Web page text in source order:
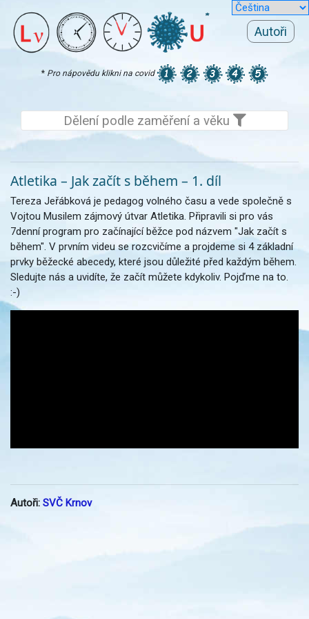
Autoři
* Pro nápovědu klikni na covid
Dělení podle zaměření a věku
Atletika – Jak začít s během – 1. díl
Tereza Jeřábková je pedagog volného času a vede společně s
Vojtou Musilem zájmový útvar Atletika. Připravili si pro vás
7denní program pro začínající běžce pod názvem "Jak začít s
během". V prvním videu se rozcvičíme a projdeme si 4 základní
prvky běžecké abecedy, které jsou důležité před každým během.
Sledujte nás a uvidíte, že začít můžete kdykoliv. Pojďme na to.
:-)
Autoři: SVČ Krnov